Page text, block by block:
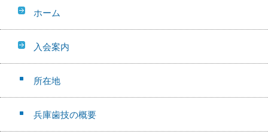
ホーム
入会案内
所在地
兵庫歯技の概要